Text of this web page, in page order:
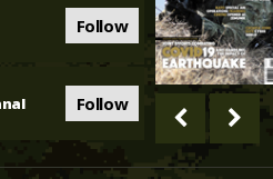
Follow
Follow